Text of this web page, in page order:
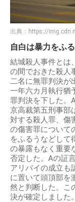
出典： https://
自白は暴力をふ
結城殺人事件とは
の間でおきた殺人
二名に無罪判決が
一年六カ月執行猶
罪判決を下した。
京高裁第五刑事部
対する殺人罪、傷
の傷害罪について
をふるうなどして
の暴露もなく重要
否定した。Aの証
アリバイの成立も
に置いて頭頂部を
然と判断した。こ
決が確定しました。